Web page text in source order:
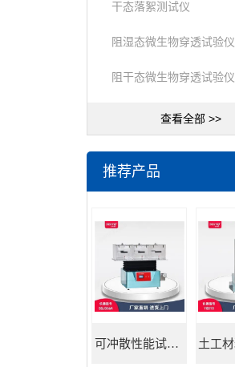
干态落絮测试仪
阻湿态微生物穿透试验仪
阻干态微生物穿透试验仪
查看全部 >>
推荐产品
可冲散性能试验机